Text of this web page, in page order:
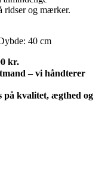
ridser og mærker.
40 cm
kr.
– vi håndterer
på kvalitet, ægthed og